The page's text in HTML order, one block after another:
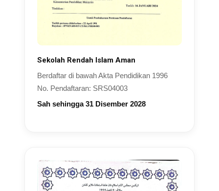
Sekolah Rendah Islam Aman
Berdaftar di bawah Akta Pendidikan 1996
No. Pendaftaran: SRS04003
Sah sehingga 31 Disember 2028